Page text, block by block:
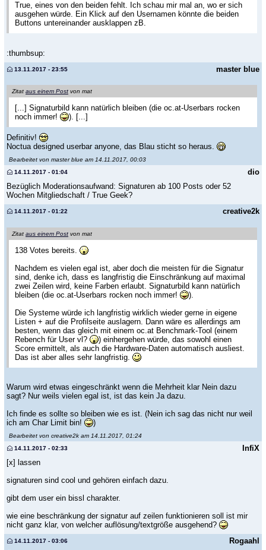
True, eines von den beiden fehlt. Ich schau mir mal an, wo er sich
ausgehen würde. Ein Klick auf den Usernamen könnte die beiden
Buttons untereinander ausklappen zB.
:thumbsup:
master blue
13.11.2017 - 23:55
Zitat aus einem Post von mat
[...] Signaturbild kann natürlich bleiben (die oc.at-Userbars rocken
noch immer!
). [...]
Definitiv!
Noctua designed userbar anyone, das Blau sticht so heraus.
Bearbeitet von master blue am 14.11.2017, 00:03
dio
14.11.2017 - 01:04
Bezüglich Moderationsaufwand: Signaturen ab 100 Posts oder 52
Wochen Mitgliedschaft / True Geek?
creative2k
14.11.2017 - 01:22
Zitat aus einem Post von mat
138 Votes bereits.
Nachdem es vielen egal ist, aber doch die meisten für die Signatur
sind, denke ich, dass es langfristig die Einschränkung auf maximal
zwei Zeilen wird, keine Farben erlaubt. Signaturbild kann natürlich
bleiben (die oc.at-Userbars rocken noch immer!
).
Die Systeme würde ich langfristig wirklich wieder gerne in eigene
Listen + auf die Profilseite auslagern. Dann wäre es allerdings am
besten, wenn das gleich mit einem oc.at Benchmark-Tool (einem
Rebench für User vl?
) einhergehen würde, das sowohl einen
Score ermittelt, als auch die Hardware-Daten automatisch ausliest.
Das ist aber alles sehr langfristig.
Warum wird etwas eingeschränkt wenn die Mehrheit klar Nein dazu
sagt? Nur weils vielen egal ist, ist das kein Ja dazu.
Ich finde es sollte so bleiben wie es ist. (Nein ich sag das nicht nur weil
ich am Char Limit bin!
)
Bearbeitet von creative2k am 14.11.2017, 01:24
InfiX
14.11.2017 - 02:33
[x] lassen
signaturen sind cool und gehören einfach dazu.
gibt dem user ein bissl charakter.
wie eine beschränkung der signatur auf zeilen funktionieren soll ist mir
nicht ganz klar, von welcher auflösung/textgröße ausgehend?
Rogaahl
14.11.2017 - 03:06